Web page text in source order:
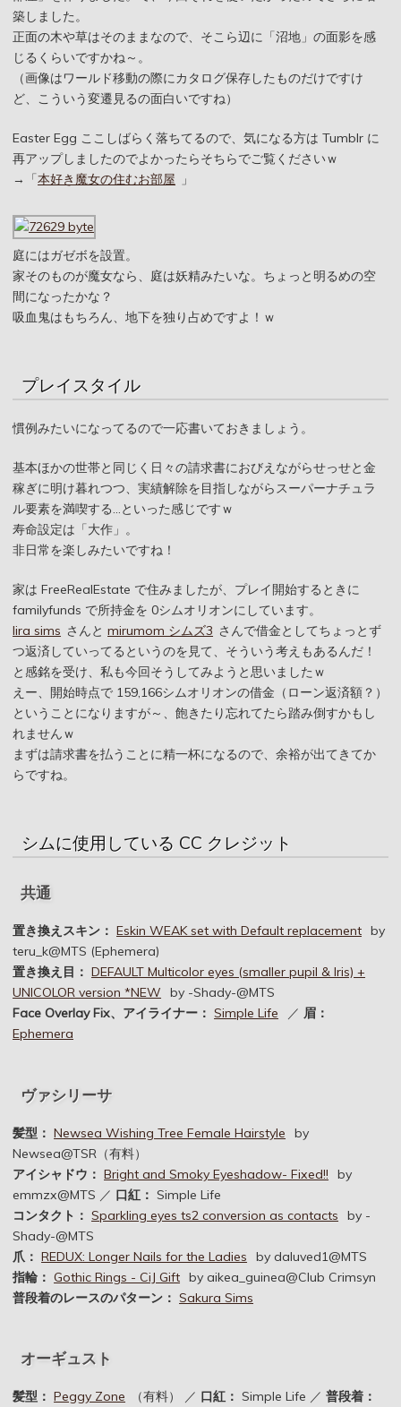
築しました。
正面の木や草はそのままなので、そこら辺に「沼地」の面影を感
じるくらいですかね～。
（画像はワールド移動の際にカタログ保存したものだけですけ
ど、こういう変遷見るの面白いですね）
Easter Egg ここしばらく落ちてるので、気になる方は Tumblr に
再アップしましたのでよかったらそちらでご覧くださいｗ
→「本好き魔女の住むお部屋 」
庭にはガゼボを設置。
家そのものが魔女なら、庭は妖精みたいな。ちょっと明るめの空
間になったかな？
吸血鬼はもちろん、地下を独り占めですよ！ｗ
プレイスタイル
慣例みたいになってるので一応書いておきましょう。
基本ほかの世帯と同じく日々の請求書におびえながらせっせと金
稼ぎに明け暮れつつ、実績解除を目指しながらスーパーナチュラ
ル要素を満喫する…といった感じですｗ
寿命設定は「大作」。
非日常を楽しみたいですね！
家は FreeRealEstate で住みましたが、プレイ開始するときに
familyfunds で所持金を 0シムオリオンにしています。
lira sims さんとmirumom シムズ3 さんで借金としてちょっとず
つ返済していってるというのを見て、そういう考えもあるんだ！
と感銘を受け、私も今回そうしてみようと思いましたｗ
えー、開始時点で 159,166シムオリオンの借金（ローン返済額？）
ということになりますが～、飽きたり忘れてたら踏み倒すかもし
れませんｗ
まずは請求書を払うことに精一杯になるので、余裕が出てきてか
らですね。
シムに使用している CC クレジット
共通
置き換えスキン： Eskin WEAK set with Default replacement by
teru_k@MTS (Ephemera)
置き換え目： DEFAULT Multicolor eyes (smaller pupil & Iris) +
UNICOLOR version *NEW
by -Shady-@MTS
Face Overlay Fix、アイライナー： Simple Life ／ 眉：
Ephemera
ヴァシリーサ
髪型： Newsea Wishing Tree Female Hairstyle
by
Newsea@TSR（有料）
アイシャドウ： Bright and Smoky Eyeshadow- Fixed!!
by
emmzx@MTS ／ 口紅： Simple Life
コンタクト： Sparkling eyes ts2 conversion as contacts
by -
Shady-@MTS
爪： REDUX: Longer Nails for the Ladies
by daluved1@MTS
指輪： Gothic Rings - CiJ Gift by aikea_guinea@Club Crimsyn
普段着のレースのパターン： Sakura Sims
オーギュスト
髪型： Peggy Zone （有料） ／ 口紅： Simple Life ／普段着：